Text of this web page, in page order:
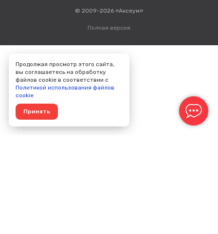
© 2009-2026 «Аксеум»
Полная версия
Продолжая просмотр этого сайта,
вы соглашаетесь на обработку
файлов cookie в соответствии с
Политикой использования файлов
cookie
Принять